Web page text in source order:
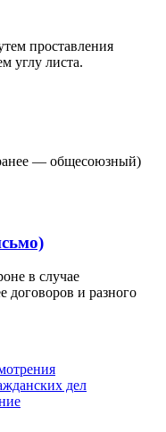
проставления
углу листа.
— общесоюзный)
в случае
договоров и разного
дел